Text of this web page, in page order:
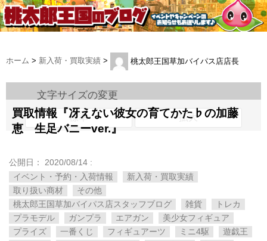
ホーム > 新入荷・買取実績 > 桃太郎王国草加バイパス店店長
文字サイズの変更
標準 拡大
買取情報『冴えない彼女の育てかた♭の加藤
恵 生足バニーver.』
公開日： 2020/08/14 :
イベント・予約・入荷情報
新入荷・買取実績
取り扱い商材
その他
桃太郎王国草加バイパス店スタッフブログ
雑貨
トレカ
プラモデル
ガンプラ エアガン
美少女フィギュア
プライズ
一番くじ フィギュアーツ ミニ4駆
遊戯王